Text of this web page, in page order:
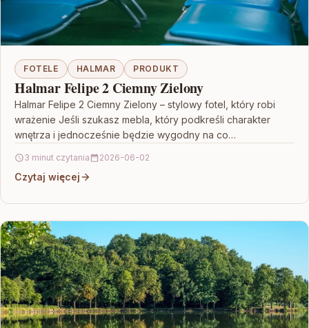
FOTELE HALMAR PRODUKT
Halmar Felipe 2 Ciemny Zielony
Halmar Felipe 2 Ciemny Zielony – stylowy fotel, który robi
wrażenie Jeśli szukasz mebla, który podkreśli charakter
wnętrza i jednocześnie będzie wygodny na co…
3 minut czytania 2026-06-02
Czytaj więcej